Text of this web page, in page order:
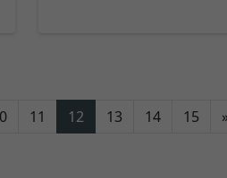
11 12 13 14 15